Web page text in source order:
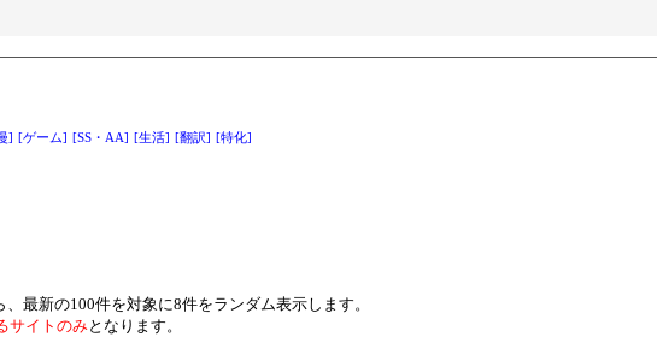
] [ゲーム] [SS・AA] [生活] [翻訳] [特化]
最新の100件を対象に8件をランダム表示します。
サイトのみとなります。